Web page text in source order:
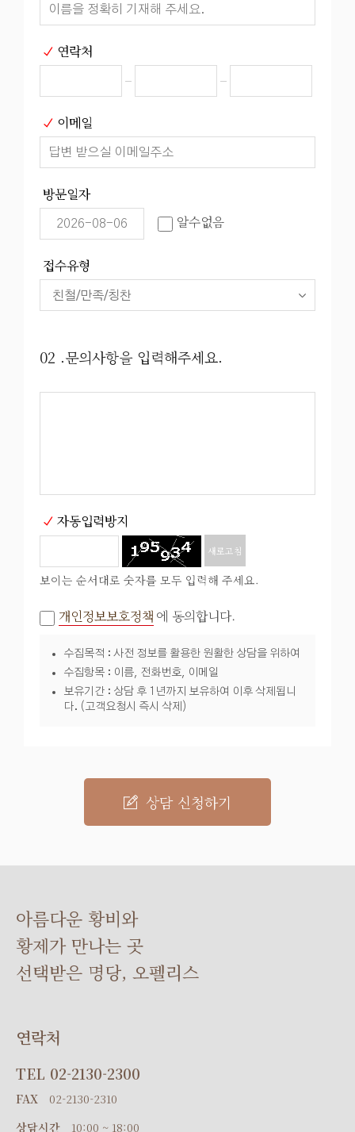
연락처
이메일
방문일자
알수없음
접수유형
02 .문의사항을 입력해주세요.
자동입력방지
새로고침
보이는 순서대로 숫자를 모두 입력해 주세요.
개인정보보호정책 에 동의합니다.
수집목적 : 사전 정보를 활용한 원활한 상담을 위하여
수집항목 : 이름, 전화번호, 이메일
보유기간 : 상담 후 1년까지 보유하여 이후 삭제됩니
다. (고객요청시 즉시 삭제)
상담 신청하기
아름다운 황비와
황제가 만나는 곳
선택받은 명당, 오펠리스
연락처
TEL 02-2130-2300
FAX
02-2130-2310
상담시간
10:00 ~ 18:00